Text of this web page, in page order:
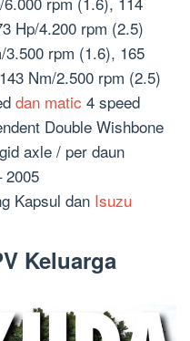
Hp/4.200 rpm (2.5)
rpm (1.6), 165
Nm/2.500 rpm (2.5)
dan matic 4 speed
Double Wishbone
axle / per daun
2005
Kapsul dan Isuzu
Keluarga